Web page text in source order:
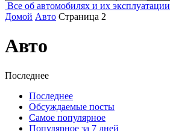
Все об автомобилях и их эксплуатации
Домой Авто Страница 2
Авто
Последнее
Последнее
Обсуждаемые посты
Самое популярное
Популярное за 7 дней